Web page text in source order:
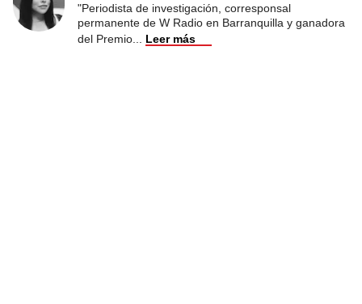
"Periodista de investigación, corresponsal
permanente de W Radio en Barranquilla y ganadora
del Premio
Leer más